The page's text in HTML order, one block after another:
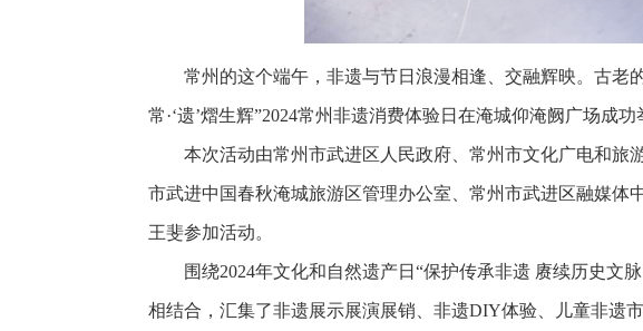
常州的这个端午，非遗与节日浪漫相逢、交融辉映。古老
常·‘遗’熠生辉”2024常州非遗消费体验日在淹城仰淹阙广场成
本次活动由常州市武进区人民政府、常州市文化广电和旅
市武进中国春秋淹城旅游区管理办公室、常州市武进区融媒体
王斐参加活动。
围绕2024年文化和自然遗产日“保护传承非遗 赓续历史文
相结合，汇集了非遗展示展演展销、非遗DIY体验、儿童非遗